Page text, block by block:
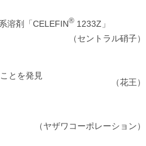
溶剤「CELEFIN® 1233Z」
（セントラル硝子）
とを発見
（花王）
（ヤザワコーポレーション）